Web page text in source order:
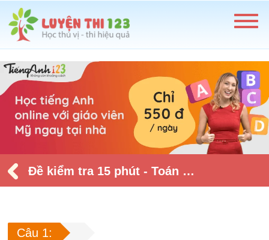
Đề kiểm tra 15 phút - Toán lớp 3 - Tháng 4 - Số 1
Câu 1: